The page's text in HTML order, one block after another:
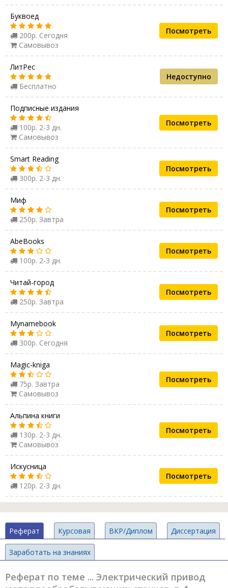
Буквоед
200р. Сегодня
Самовывоз
Посмотреть
ЛитРес
Бесплатно
Недоступно
Подписные издания
100р. 2-3 дн.
Самовывоз
Посмотреть
Smart Reading
300р. 2-3 дн.
Посмотреть
Миф
250р. Завтра
Посмотреть
AbeBooks
100р. 2-3 дн.
Посмотреть
Читай-город
250р. Завтра
Посмотреть
Mynamebook
300р. Сегодня
Посмотреть
Magic-kniga
75р. Завтра
Самовывоз
Посмотреть
Альпина книги
130р. 2-3 дн.
Самовывоз
Посмотреть
Искусница
120р. 2-3 дн.
Посмотреть
Реферат Курсовая ВКР/Диплом Диссертация
Заработать на знаниях
Реферат по теме ... Электрический привод